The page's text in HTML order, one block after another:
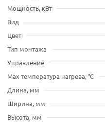
Мощность, кВт
Вид
Цвет
Тип монтажа
Управление
Max температура нагрева, °С
Длина, мм
Ширина, мм
Высота, мм